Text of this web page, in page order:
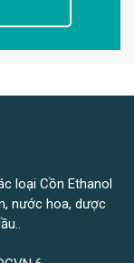
loại Cồn Ethanol
nước hoa, dược